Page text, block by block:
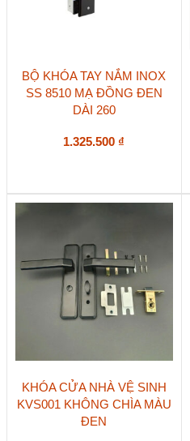
BỘ KHÓA TAY NẮM INOX
SS 8510 MẠ ĐỒNG ĐEN
DÀI 260
1.325.500 ₫
KHÓA CỬA NHÀ VỆ SINH
KVS001 KHÔNG CHÌA MÀU
ĐEN